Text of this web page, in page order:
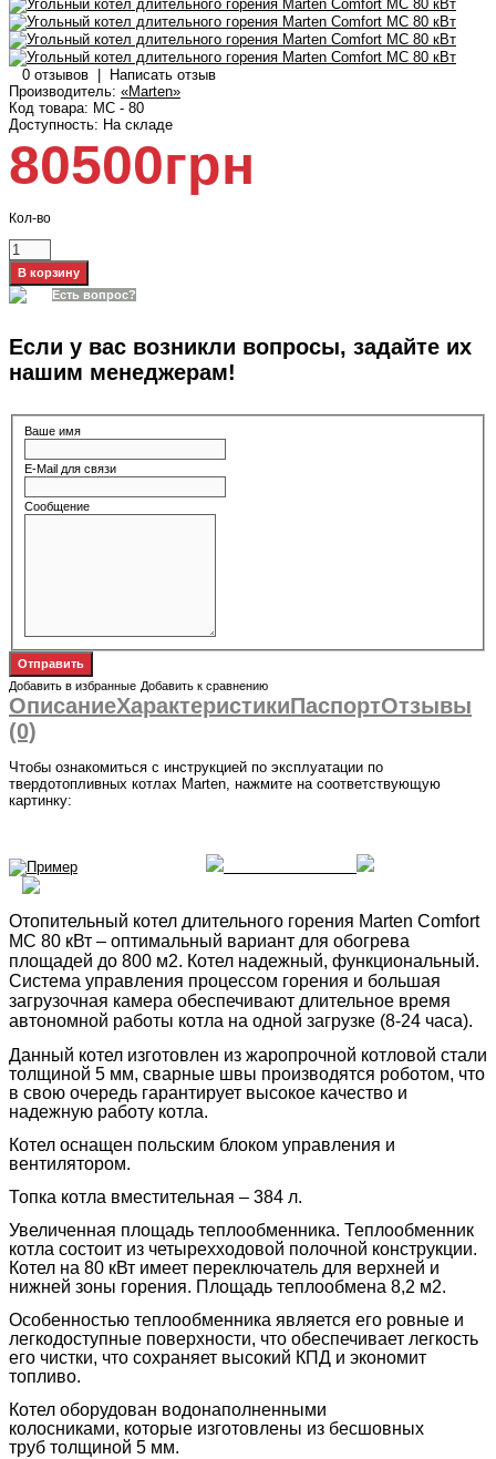
0 отзывов
Написать отзыв
Производитель: «Marten»
Код товара: MC - 80
Доступность: На складе
80500грн
Кол-во
Есть вопрос?
Если у вас возникли вопросы, задайте их
нашим менеджерам!
Ваше имя
E-Mail для связи
Сообщение
Добавить в избранные Добавить к сравнению
ОписаниеХарактеристикиПаспортОтзывы
(0)
Чтобы ознакомиться с инструкцией по эксплуатации по
твердотопливных котлах Marten, нажмите на соответствующую
картинку:
Отопительный котел длительного горения Marten Comfort
MC 80 кВт – оптимальный вариант для обогрева
площадей до 800 м2. Котел надежный, функциональный.
Система управления процессом горения и большая
загрузочная камера обеспечивают длительное время
автономной работы котла на одной загрузке (8-24 часа).
Данный котел изготовлен из жаропрочной котловой стали
толщиной 5 мм, сварные швы производятся роботом, что
в свою очередь гарантирует высокое качество и
надежную работу котла.
Котел оснащен польским блоком управления и
вентилятором.
Топка котла вместительная – 384 л.
Увеличенная площадь теплообменника. Теплообменник
котла состоит из четырехходовой полочной конструкции.
Котел на 80 кВт имеет переключатель для верхней и
нижней зоны горения. Площадь теплообмена 8,2 м2.
Особенностью теплообменника является его ровные и
легкодоступные поверхности, что обеспечивает легкость
его чистки, что сохраняет высокий КПД и экономит
топливо.
Котел оборудован водонаполненными
колосниками, которые изготовлены из бесшовных
труб толщиной 5 мм.